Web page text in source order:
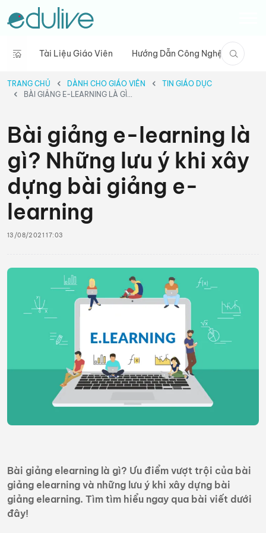
Tài Liệu Giáo Viên Hướng Dẫn Công Nghệ Câu
TRANG CHỦ DÀNH CHO GIÁO VIÊN
TIN GIÁO DỤC
BÀI GIẢNG E-LEARNING LÀ GÌ? NHỮNG LƯU Ý KHI XÂY DỰNG BÀI GIẢNG E-LEARNING
Bài giảng e-learning là
gì? Những lưu ý khi xây
dựng bài giảng e-
learning
13/08/2021 17:03
Bài giảng elearning là gì? Ưu điểm vượt trội của bài
giảng elearning và những lưu ý khi xây dựng bài
giảng elearning. Tìm tìm hiểu ngay qua bài viết dưới
đây!